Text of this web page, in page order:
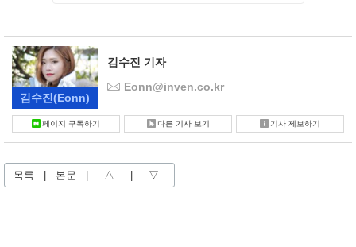
김수진 (Eonn)
김수진 기자
Eonn@inven.co.kr
페이지 구독하기 다른 기사 보기 기사 제보하기
목록 본문 △ ▽